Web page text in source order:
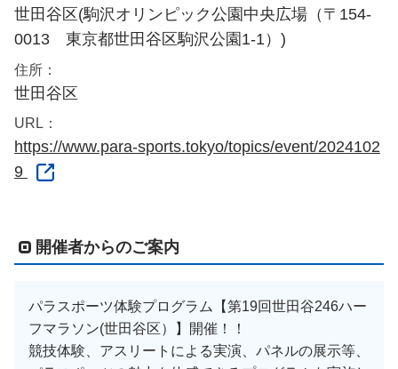
世田谷区(駒沢オリンピック公園中央広場（〒154-
0013 東京都世田谷区駒沢公園1-1）)
住所：
世田谷区
URL：
https://www.para-sports.tokyo/topics/event/2024102
9
開催者からのご案内
パラスポーツ体験プログラム【第19回世田谷246ハー
フマラソン(世田谷区）】開催！！
競技体験、アスリートによる実演、パネルの展示等、